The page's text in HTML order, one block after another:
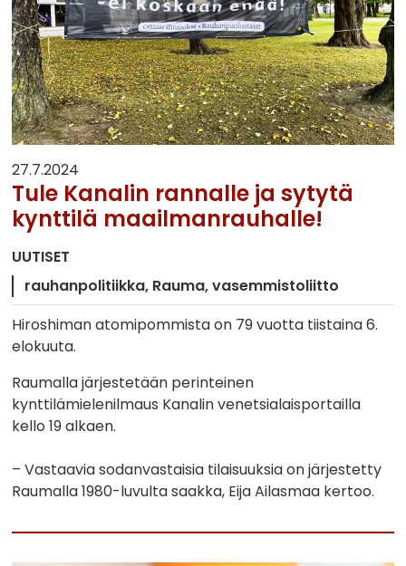
27.7.2024
Tule Kanalin rannalle ja sytytä
kynttilä maailmanrauhalle!
UUTISET
rauhanpolitiikka Rauma vasemmistoliitto
Hiroshiman atomipommista on 79 vuotta tiistaina 6.
elokuuta.
Raumalla järjestetään perinteinen
kynttilämielenilmaus Kanalin venetsialaisportailla
kello 19 alkaen.
– Vastaavia sodanvastaisia tilaisuuksia on järjestetty
Raumalla 1980-luvulta saakka, Eija Ailasmaa kertoo.